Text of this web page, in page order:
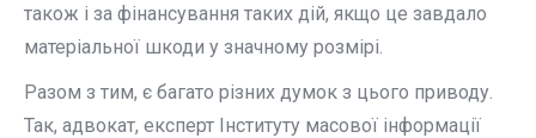
також і за фінансування таких дій, якщо це завдало
матеріальної шкоди у значному розмірі.
Разом з тим, є багато різних думок з цього приводу.
Так, адвокат, експерт Інституту масової інформації